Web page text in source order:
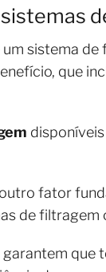
sistema
que
fator
de filtragem
que